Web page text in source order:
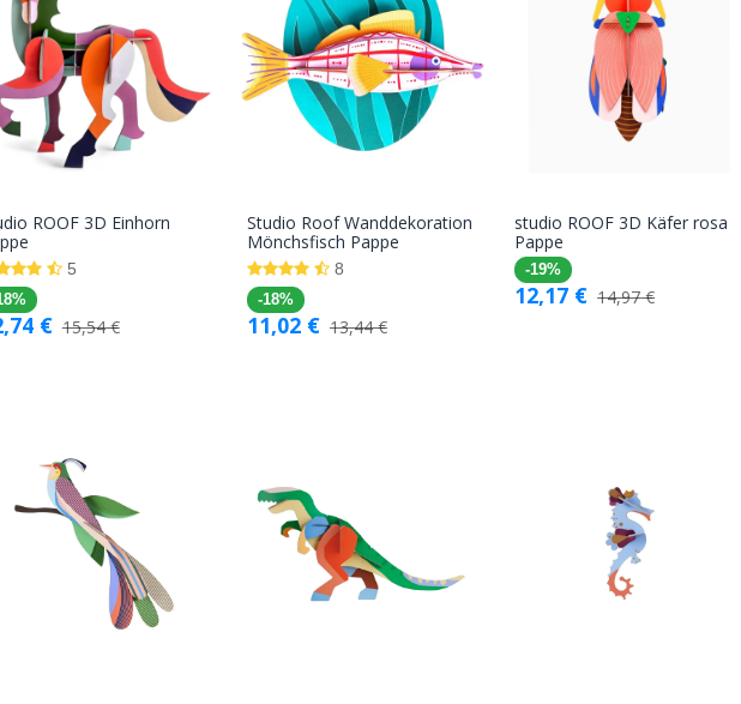
Warenkorb
ROOF 3D Einhorn
5
€ 15,54€
In den
Warenkorb
Studio Roof Wanddekoration
Mönchsfisch Pappe
8
-18%
11,02€ 13,44€
studio ROOF 3D Käfer rosa
Pappe
-19%
12,17 € 14,97€